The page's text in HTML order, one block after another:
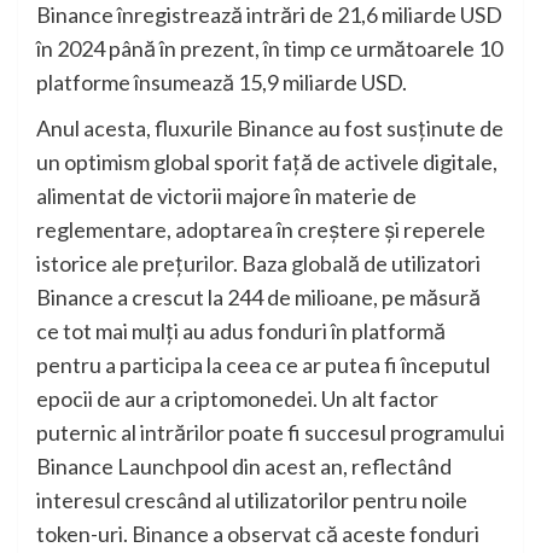
Binance înregistrează intrări de 21,6 miliarde USD
în 2024 până în prezent, în timp ce următoarele 10
platforme însumează 15,9 miliarde USD.
Anul acesta, fluxurile Binance au fost susținute de
un optimism global sporit față de activele digitale,
alimentat de victorii majore în materie de
reglementare, adoptarea în creștere și reperele
istorice ale prețurilor. Baza globală de utilizatori
Binance a crescut la 244 de milioane, pe măsură
ce tot mai mulți au adus fonduri în platformă
pentru a participa la ceea ce ar putea fi începutul
epocii de aur a criptomonedei. Un alt factor
puternic al intrărilor poate fi succesul programului
Binance Launchpool din acest an, reflectând
interesul crescând al utilizatorilor pentru noile
token-uri. Binance a observat că aceste fonduri